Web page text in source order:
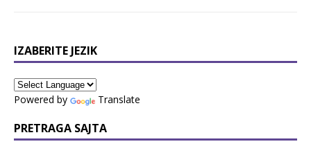
IZABERITE JEZIK
Powered by Translate
PRETRAGA SAJTA